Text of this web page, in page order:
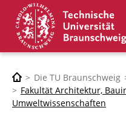
Die TU Braunschweig
Fakultät Architektur,
Umweltwissenschaften